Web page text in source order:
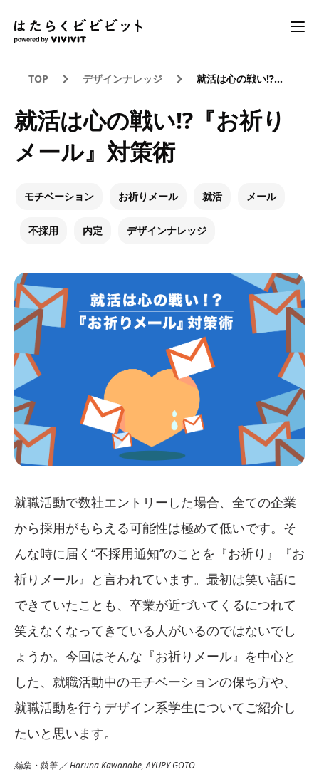
TOP デザインナレッジ 就活は心の戦い!?『お祈りメール』対策術
就活は心の戦い!?『お祈り
メール』対策術
モチベーション お祈りメール 就活 メール
不採用 内定 デザインナレッジ
就職活動で数社エントリーした場合、全ての企業
から採用がもらえる可能性は極めて低いです。そ
んな時に届く“不採用通知”のことを『お祈り』『お
祈りメール』と言われています。最初は笑い話に
できていたことも、卒業が近づいてくるにつれて
笑えなくなってきている人がいるのではないでし
ょうか。今回はそんな『お祈りメール』を中心と
した、就職活動中のモチベーションの保ち方や、
就職活動を行うデザイン系学生についてご紹介し
たいと思います。
編集・執筆 ／ Haruna Kawanabe, AYUPY GOTO